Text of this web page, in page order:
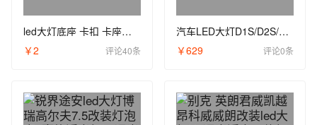
led大灯底座 卡扣 卡座定做 防尘盖 补差价专用链接HHpgfWWoWQ
￥2
评论40条
汽车LED大灯D1S/D2S/D3S/D4S/D5S超亮D2H改装原车氙气灯泡D8S透镜
￥629
评论0条